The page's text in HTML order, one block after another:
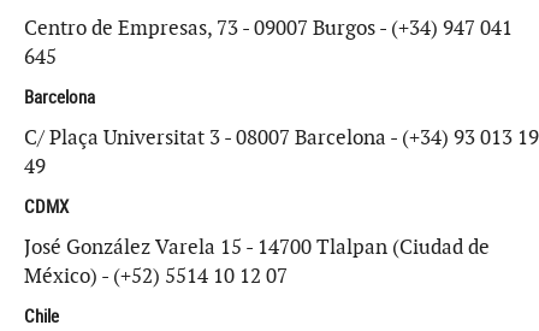
Centro de Empresas, 73 - 09007 Burgos - (+34) 947 041
645
Barcelona
C/ Plaça Universitat 3 - 08007 Barcelona - (+34) 93 013 19
49
CDMX
José González Varela 15 - 14700 Tlalpan (Ciudad de
México) - (+52) 5514 10 12 07
Chile